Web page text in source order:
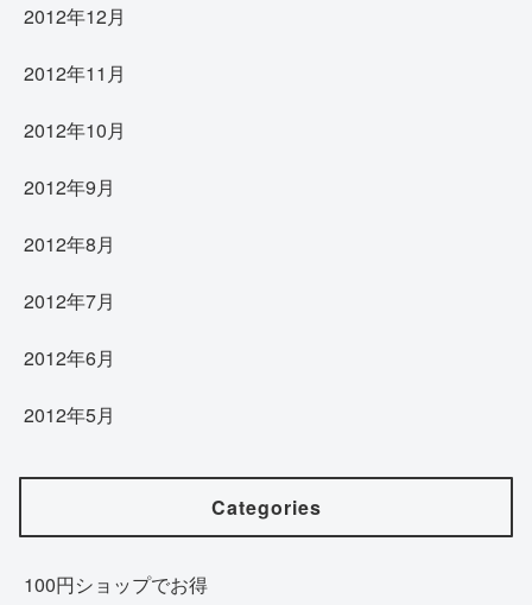
2012年12月
2012年11月
2012年10月
2012年9月
2012年8月
2012年7月
2012年6月
2012年5月
Categories
100円ショップでお得